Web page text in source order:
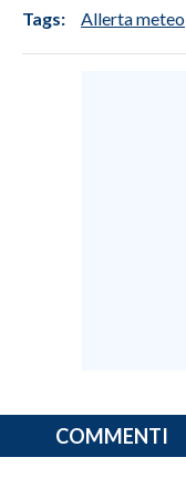
Tags: Allerta meteo
COMMENTI